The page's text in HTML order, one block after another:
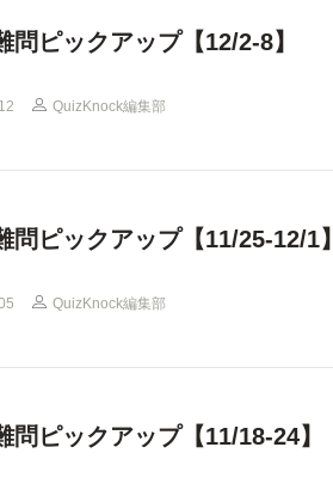
問ピックアップ【12/2-8】
QuizKnock編集部
問ピックアップ【11/25-12/1】
QuizKnock編集部
問ピックアップ【11/18-24】